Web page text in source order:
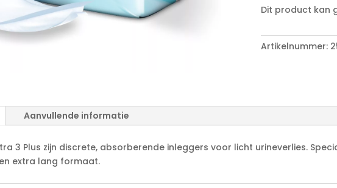
t
r
e
Dit product kan
Artikelnummer:
Aanvullende informatie
3 Plus zijn discrete, absorberende inleggers voor licht urineverlies.
extra lang formaat.